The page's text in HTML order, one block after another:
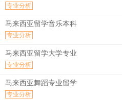
专业分析
马来西亚留学音乐本科
专业分析
马来西亚留学大学专业
专业分析
马来西亚舞蹈专业留学
专业分析